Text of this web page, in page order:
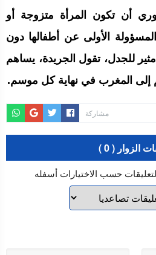
أن تكون المرأة متزوجة أو
الأولى عن أطفالها دون
مثير للجدل، تقول الجريدة، يساهم
إلى المغرب في نهاية كل موسم.
مشاركة
الزوار ( 0 )
حسب الاختيارات أسفله